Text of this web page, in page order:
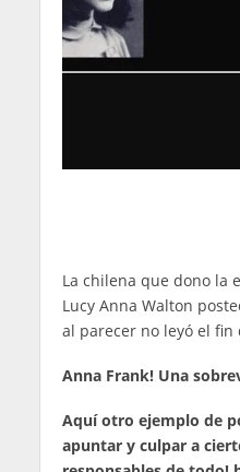
La chilena que dono la
Lucy Anna Walton
al parecer no leyó el fin
Anna Frank! Una
Aquí otro ejemplo de
apuntar y culpar a